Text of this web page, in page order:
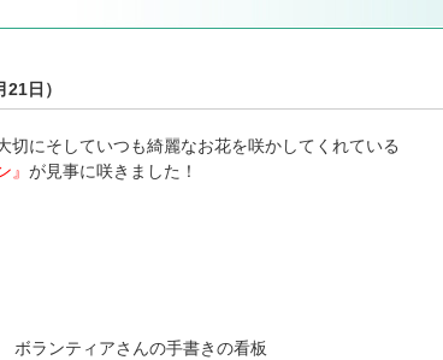
日）
切にそしていつも綺麗なお花を咲かしてくれている
』 が見事に咲きました！
ンティアさんの手書きの看板